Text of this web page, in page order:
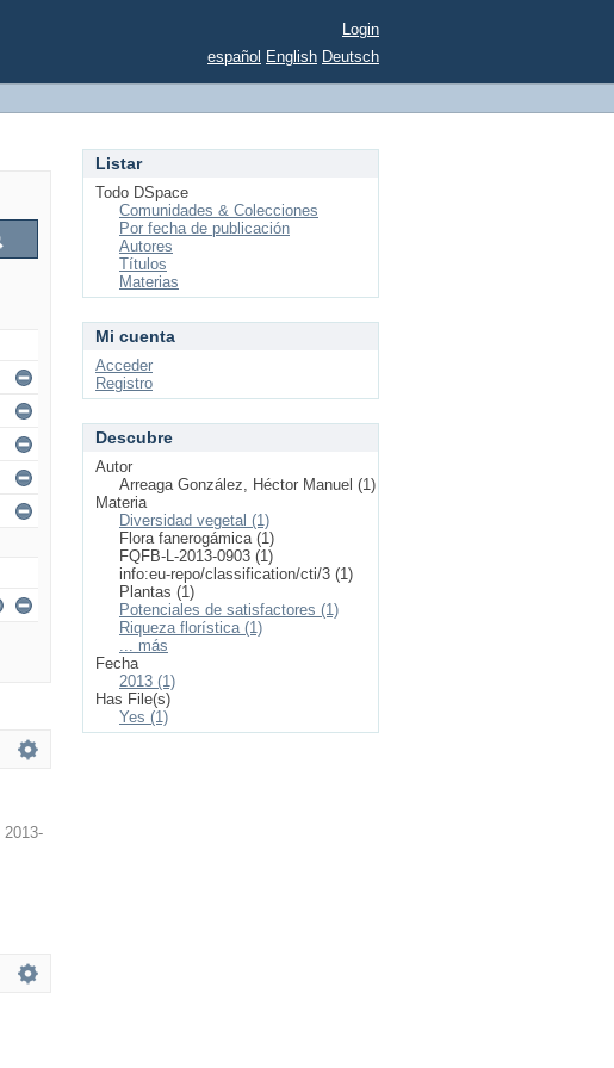
Login
español English Deutsch
2013-
Listar
Todo DSpace
Comunidades & Colecciones
Por fecha de publicación
Autores
Títulos
Materias
Mi cuenta
Acceder
Registro
Descubre
Autor
Arreaga González, Héctor Manuel (1)
Materia
Diversidad vegetal (1)
Flora fanerogámica (1)
FQFB-L-2013-0903 (1)
info:eu-repo/classification/cti/3 (1)
Plantas (1)
Potenciales de satisfactores (1)
Riqueza florística (1)
... más
Fecha
2013 (1)
Has File(s)
Yes (1)